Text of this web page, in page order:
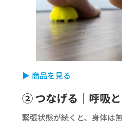
▶ 商品を見る
② つなげる｜呼吸と
緊張状態が続くと、身体は